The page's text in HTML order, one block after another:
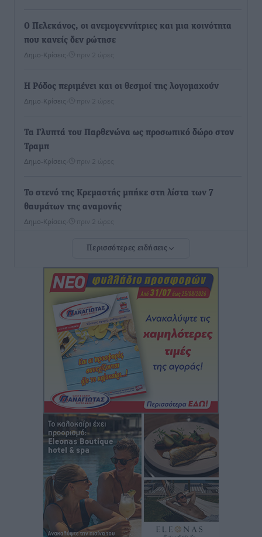
Ο Πελεκάνος, οι ανεμογεννήτριες και μια κοινότητα
που κανείς δεν ρώτησε
Δημο-Κρίσεις πριν 2 ώρες
Η Ρόδος περιμένει και οι θεσμοί της λογομαχούν
Δημο-Κρίσεις πριν 2 ώρες
Τα Γλυπτά του Παρθενώνα ως προσωπικό δώρο στον
Τραμπ
Δημο-Κρίσεις πριν 2 ώρες
Το στενό της Κρεμαστής μπήκε στη λίστα των 7
θαυμάτων της αναμονής
Δημο-Κρίσεις πριν 2 ώρες
ΣΕΤΕ: Σημαντική θεσμική εξέλιξη η ΚΥΑ για το ΕΧΠ
για τον τουρισμό
• πριν 2 ώρες
Γ. Χατζημάρκος: “Δύο μεγάλες δεσμεύσεις
Γεωργιάδη” – Κίνητρα για τους γιατρούς των νησιών
και συνεργασία Ρόδου με το Αττικόν για το
Ακτινοθεραπευτικό
Τοπικές Ειδήσεις πριν 2 ώρες
Σούπερ μάρκετ: Διευρύνεται η εθνική πρωτοβουλία
για τις τιμές – Eρχονται νέες συμμετοχές εταιρειών
Ειδήσεις• πριν 3 ώρες
Συνελήφθησαν έξι άτομα για ηχορύπανση από
καταστήματα στο Νότιο Αιγαίο
Τοπικές Ειδήσεις πριν 3 ώρες
15 Αυγούστου 2026: Πώς θα πληρωθούν όσοι
Περισσότερες ειδήσεις